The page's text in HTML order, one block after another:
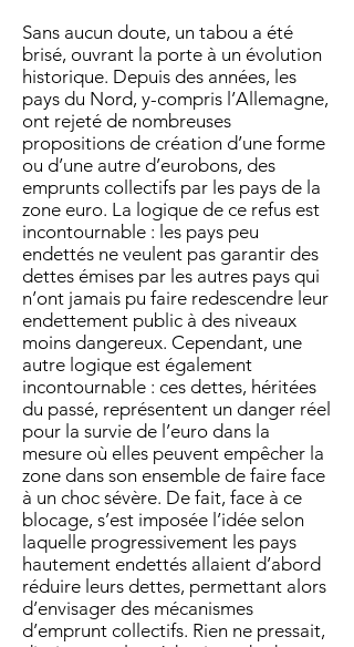
Sans aucun doute, un tabou a été
brisé, ouvrant la porte à un évolution
historique. Depuis des années, les
pays du Nord, y-compris l’Allemagne,
ont rejeté de nombreuses
propositions de création d’une forme
ou d’une autre d’eurobons, des
emprunts collectifs par les pays de la
zone euro. La logique de ce refus est
incontournable : les pays peu
endettés ne veulent pas garantir des
dettes émises par les autres pays qui
n’ont jamais pu faire redescendre leur
endettement public à des niveaux
moins dangereux. Cependant, une
autre logique est également
incontournable : ces dettes, héritées
du passé, représentent un danger réel
pour la survie de l’euro dans la
mesure où elles peuvent empêcher la
zone dans son ensemble de faire face
à un choc sévère. De fait, face à ce
blocage, s’est imposée l’idée selon
laquelle progressivement les pays
hautement endettés allaient d’abord
réduire leurs dettes, permettant alors
d’envisager des mécanismes
d’emprunt collectifs. Rien ne pressait,